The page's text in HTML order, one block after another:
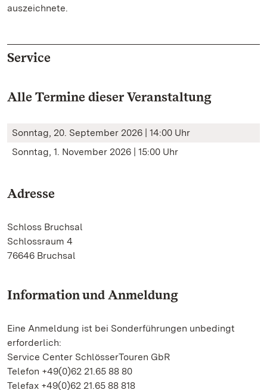
auszeichnete.
Service
Alle Termine dieser Veranstaltung
Sonntag, 20. September 2026 | 14:00 Uhr
Sonntag, 1. November 2026 | 15:00 Uhr
Adresse
Schloss Bruchsal
Schlossraum 4
76646 Bruchsal
Information und Anmeldung
Eine Anmeldung ist bei Sonderführungen unbedingt
erforderlich:
Service Center SchlösserTouren GbR
Telefon +49(0)62 21.65 88 80
Telefax +49(0)62 21.65 88 818